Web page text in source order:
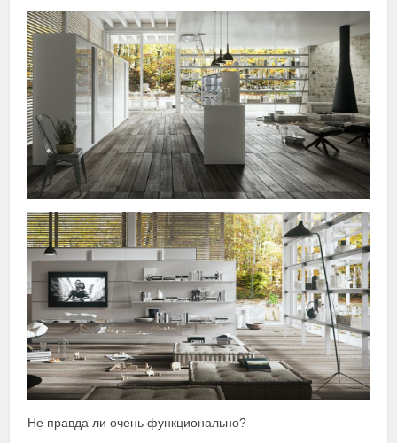
Не правда ли очень функционально?